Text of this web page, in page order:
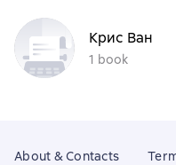
Крис Ван
1 book
About & Contacts